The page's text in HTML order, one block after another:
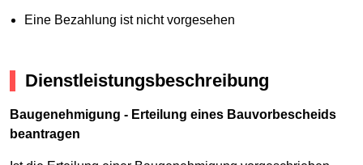
Eine Bezahlung ist nicht vorgesehen
Dienstleistungsbeschreibung
Baugenehmigung - Erteilung eines Bauvorbescheids
beantragen